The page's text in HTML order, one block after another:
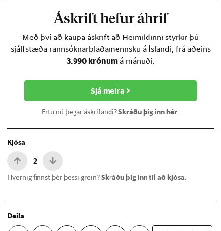
Áskrift hefur áhrif
Með því að kaupa áskrift að Heimildinni styrkir þú
sjálfstæða rannsóknarblaðamennsku á Íslandi, frá aðeins
3.990 krónum á mánuði.
Sjá meira
Ertu nú þegar áskrifandi?Skráðu þig inn hér.
Kjósa
2
Hvernig finnst þér þessi grein?Skráðu þig inn til að kjósa.
Deila